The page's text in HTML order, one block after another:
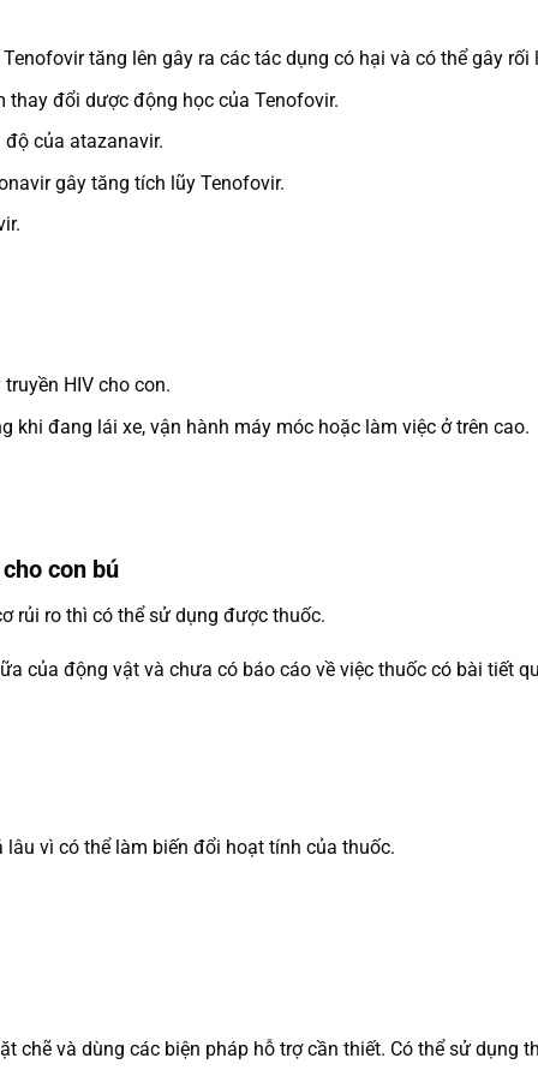
tăng lên gây ra các tác dụng có hại và có thể gây rối
thay đổi dược động học của Tenofovir.
của atazanavir.
gây tăng tích lũy Tenofovir.
HIV cho con.
khi đang lái xe, vận hành máy móc hoặc làm việc ở trên cao.
con bú
rủi ro thì có thể sử dụng được thuốc.
của động vật và chưa có báo cáo về việc thuốc có bài tiết
vì có thể làm biến đổi hoạt tính của thuốc.
chẽ và dùng các biện pháp hỗ trợ cần thiết. Có thể sử